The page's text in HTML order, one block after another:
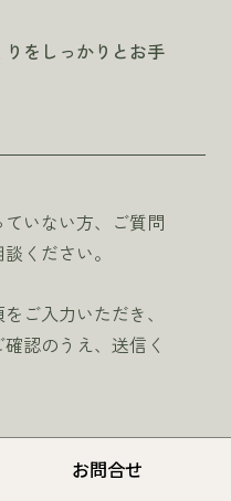
お問合せ
をしっかりとお手
いない方、ご質問
ください。
ご入力いただき、
認のうえ、送信く